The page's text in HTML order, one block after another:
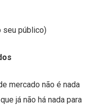
seu público)
mercado não é nada
já não há nada para